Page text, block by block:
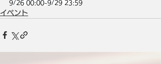
9/26 00:00~9/29 23:59
イベント